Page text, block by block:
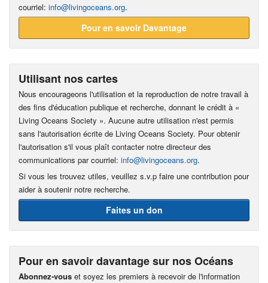
courriel: info@livingoceans.org.
Pour en savoir Davantage
Utilisant nos cartes
Nous encourageons l'utilisation et la reproduction de notre travail à
des fins d'éducation publique et recherche, donnant le crédit à «
Living Oceans Society ». Aucune autre utilisation n'est permis
sans l'autorisation écrite de Living Oceans Society. Pour obtenir
l'autorisation s'il vous plaît contacter notre directeur des
communications par courriel: info@livingoceans.org.
Si vous les trouvez utiles, veuillez s.v.p faire une contribution pour
aider à soutenir notre recherche.
Faites un don
Pour en savoir davantage sur nos Océans
Abonnez-vous et soyez les premiers à recevoir de l'information